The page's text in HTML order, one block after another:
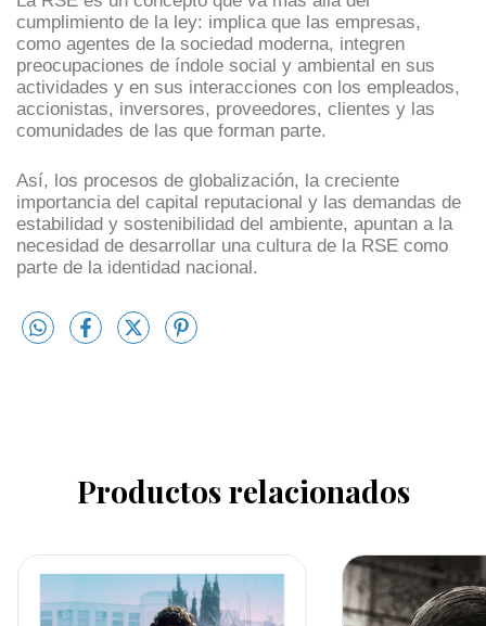
cumplimiento de la ley: implica que las empresas,
como agentes de la sociedad moderna, integren
preocupaciones de índole social y ambiental en sus
actividades y en sus interacciones con los empleados,
accionistas, inversores, proveedores, clientes y las
comunidades de las que forman parte.
Así, los procesos de globalización, la creciente
importancia del capital reputacional y las demandas de
estabilidad y sostenibilidad del ambiente, apuntan a la
necesidad de desarrollar una cultura de la RSE como
parte de la identidad nacional.
Productos relacionados